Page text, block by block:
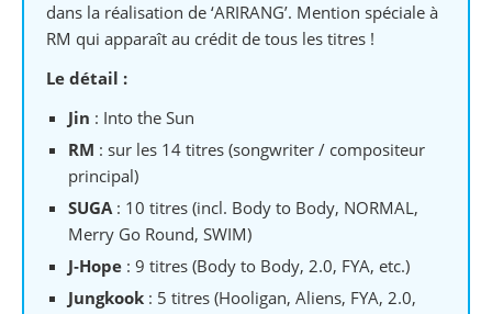
dans la réalisation de ‘ARIRANG’. Mention spéciale à
RM qui apparaît au crédit de tous les titres !
Le détail :
Jin : Into the Sun
RM : sur les 14 titres (songwriter / compositeur
principal)
SUGA: 10 titres (incl. Body to Body, NORMAL,
Merry Go Round, SWIM)
J‑Hope : 9 titres (Body to Body, 2.0, FYA, etc.)
Jungkook : 5 titres (Hooligan, Aliens, FYA, 2.0,